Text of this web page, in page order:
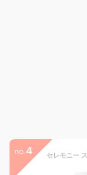
no. 4